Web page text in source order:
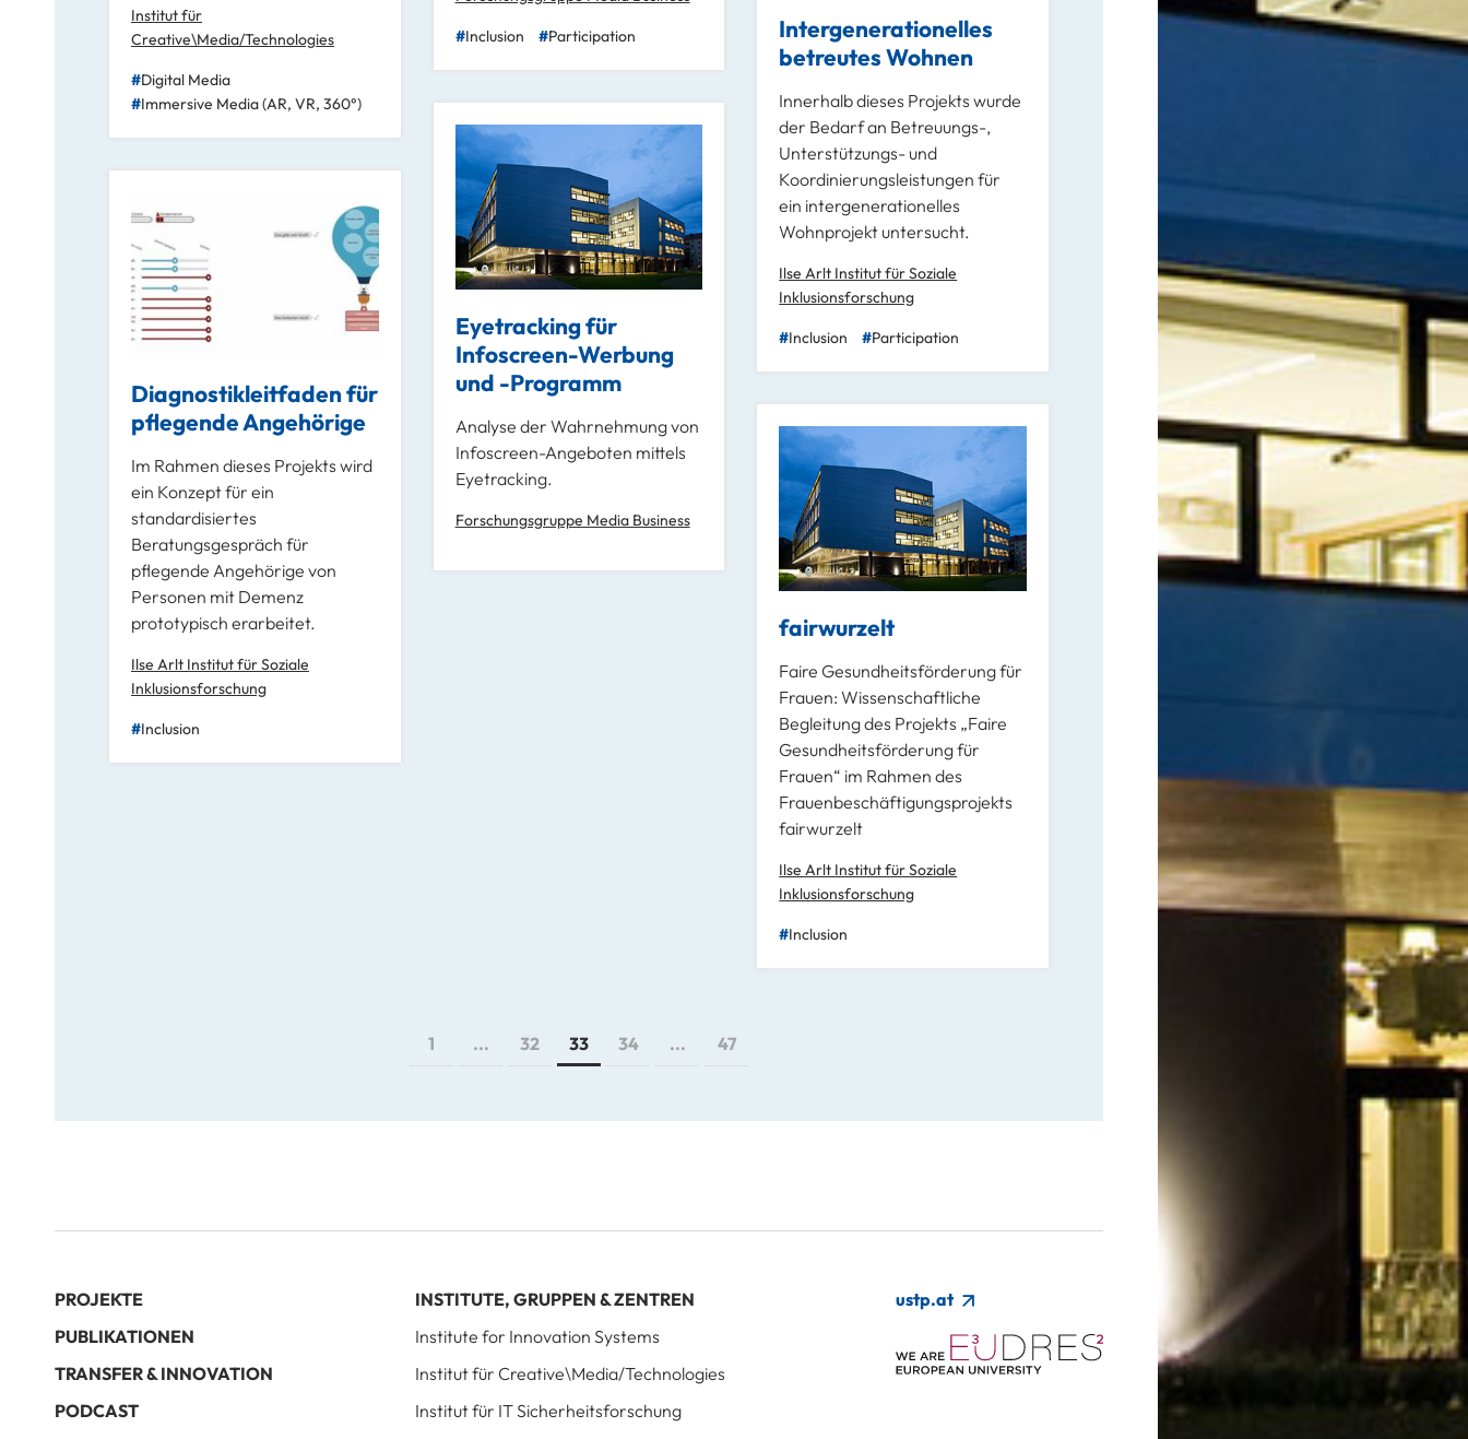
Inclusion Participation
Institut für
Creative\Media/Technologies
Digital Media
Immersive Media (AR, VR, 360°)
Intergenerationelles
betreutes Wohnen
Innerhalb dieses Projekts wurde
der Bedarf an Betreuungs-,
Unterstützungs- und
Koordinierungsleistungen für
ein intergenerationelles
Wohnprojekt untersucht.
Ilse Arlt Institut für Soziale
Inklusionsforschung
Inclusion Participation
Eyetracking für
Infoscreen-Werbung
und -Programm
Analyse der Wahrnehmung von
Infoscreen-Angeboten mittels
Eyetracking.
Forschungsgruppe Media Business
Diagnostikleitfaden für
pflegende Angehörige
Im Rahmen dieses Projekts wird
ein Konzept für ein
standardisiertes
Beratungsgespräch für
pflegende Angehörige von
Personen mit Demenz
prototypisch erarbeitet.
Ilse Arlt Institut für Soziale
Inklusionsforschung
Inclusion
fairwurzelt
Faire Gesundheitsförderung für
Frauen: Wissenschaftliche
Begleitung des Projekts „Faire
Gesundheitsförderung für
Frauen“ im Rahmen des
Frauenbeschäftigungsprojekts
fairwurzelt
Ilse Arlt Institut für Soziale
Inklusionsforschung
Inclusion
1 ... 32 33 34 ... 47
PROJEKTE
PUBLIKATIONEN
TRANSFER & INNOVATION
PODCAST
INSTITUTE, GRUPPEN & ZENTREN
Institute for Innovation Systems
Institut für Creative\Media/Technologies
Institut für IT Sicherheitsforschung
ustp.at